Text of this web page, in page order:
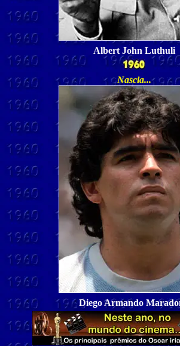
Albert John Luthuli
Nascia...
Diego Armando